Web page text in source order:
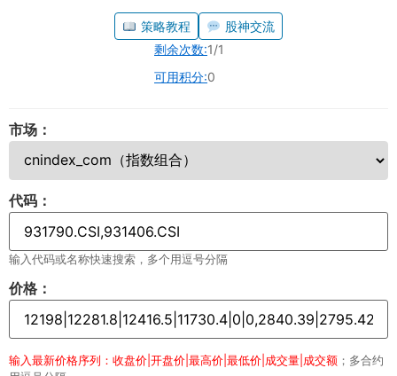
策略教程
股神交流
剩余次数:1/1
可用积分:0
市场：
代码：
输入代码或名称快速搜索，多个用逗号分隔
价格：
输入最新价格序列：收盘价|开盘价|最高价|最低价|成交量|成交额 ；多合约